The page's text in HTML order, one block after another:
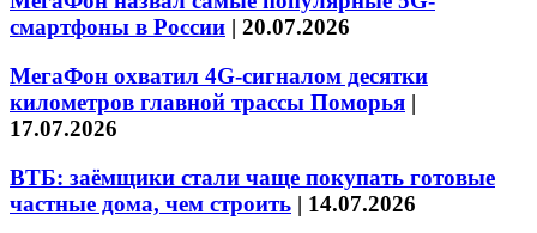
смартфоны в России | 20.07.2026
МегаФон охватил 4G-сигналом десятки
километров главной трассы Поморья |
17.07.2026
ВТБ: заёмщики стали чаще покупать готовые
частные дома, чем строить | 14.07.2026